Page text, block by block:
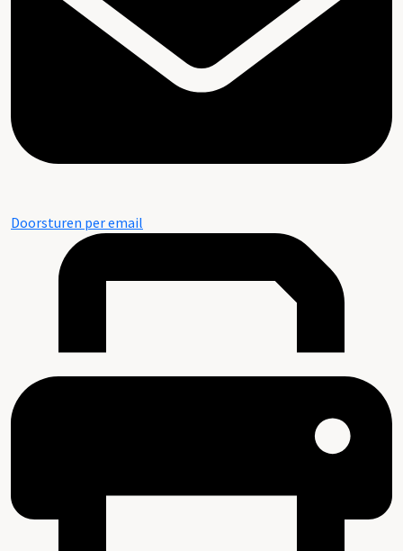
Doorsturen per email